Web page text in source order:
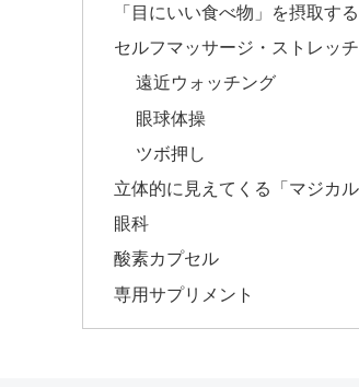
「目にいい食べ物」を摂取する
セルフマッサージ・ストレッチ
遠近ウォッチング
眼球体操
ツボ押し
立体的に見えてくる「マジカル
眼科
酸素カプセル
専用サプリメント